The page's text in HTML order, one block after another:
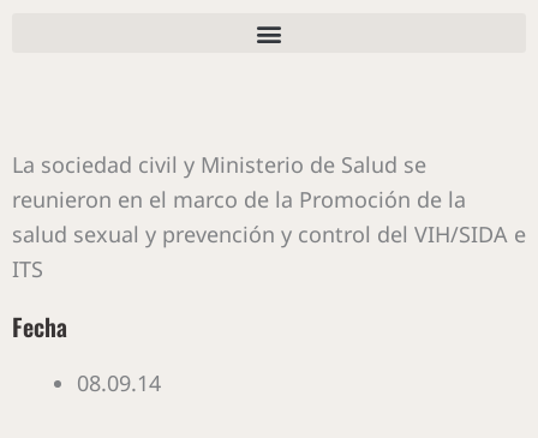
La sociedad civil y Ministerio de Salud se
reunieron en el marco de la Promoción de la
salud sexual y prevención y control del VIH/SIDA e
ITS
Fecha
08.09.14